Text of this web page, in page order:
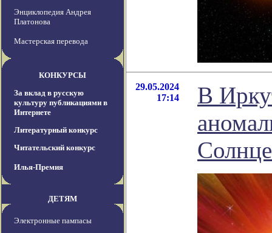
Энциклопедия Андрея
Платонова
Мастерская перевода
КОНКУРСЫ
За вклад в русскую
культуру публикациями в
Интернете
Литературный конкурс
Читательский конкурс
Илья-Премия
ДЕТЯМ
Электронные пампасы
29.05.2024
17:14
В